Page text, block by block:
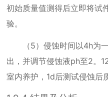
初始质量值测得后立即将试
验。
（5）侵蚀时间以4h为
出，并调节侵蚀液ph至2。
室内养护， 1d后测试侵蚀后